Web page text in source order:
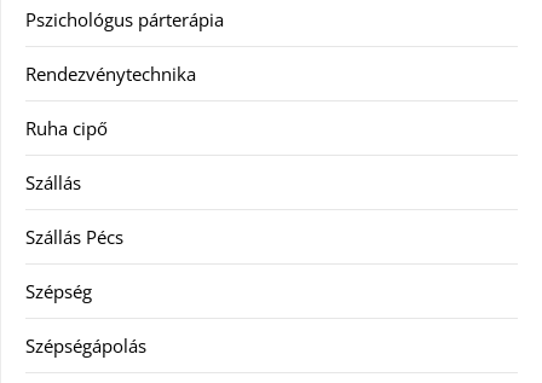
Pszichológus párterápia
Rendezvénytechnika
Ruha cipő
Szállás
Szállás Pécs
Szépség
Szépségápolás